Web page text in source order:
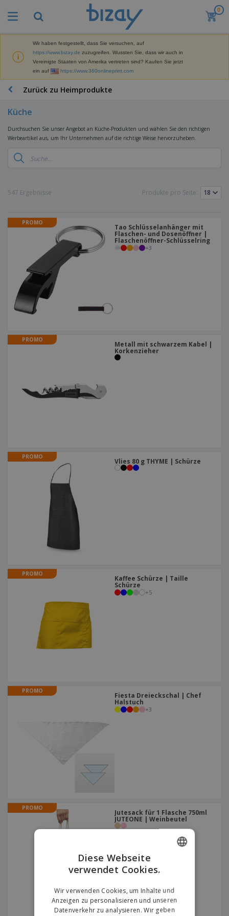
0
Wir haben festgestellt, dass Sie versuchen, auf
https://www.bizay.de zuzugreifen. Wussten Sie, dass wir auch in
Vereinigte Staaten von Amerika vertreten sind? Kaufen Sie jetzt
ein auf
https://www.360onlineprint.com
Zurück zu Heimprodukte
Küche
Durchsuchen Sie unser Angebot an Küche-Produkten und wählen Sie den richtigen
Werbeartikel aus, um Ihr Unternehmen auf die richtige Weise hervorzuheben.
547 Ergebnisse Produkte pro Seite:
PROMO
Tao Schlüsselanhänger mit
Flaschen- und Dosenöffner |
Flaschenöffner-Schlüsselring
+3
PROMO
Metall mit schwarzem Kabel |
Korkenzieher
PROMO
Vlies 80 g THYME | Schürze
PROMO
Kaffee Schürze | Taille
Schürze
+5
PROMO
Fiesta Dreieckschal | Chef
Halstuch
+3
PROMO
Jutesack für 1 Flasche 750ml
JUTEONE | Weinbeutel
ENGLISH
Diese Webseite
verwendet Cookies.
Wir verwenden Cookies, um Inhalte und
Anzeigen zu personalisieren und unseren
Datenverkehr zu analysieren. Wir geben